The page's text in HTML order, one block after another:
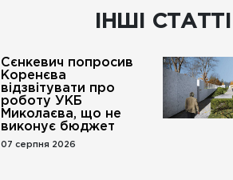
ІНШІ СТАТТІ
Сєнкевич попросив
Коренєва
відзвітувати про
роботу УКБ
Миколаєва, що не
виконує бюджет
07 серпня 2026